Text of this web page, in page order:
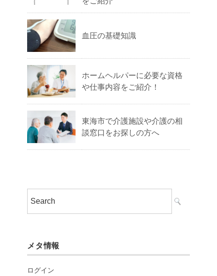
血圧の基礎知識
ホームヘルパーに必要な資格
や仕事内容をご紹介！
東海市で介護施設や介護の相
談窓口をお探しの方へ
メタ情報
ログイン